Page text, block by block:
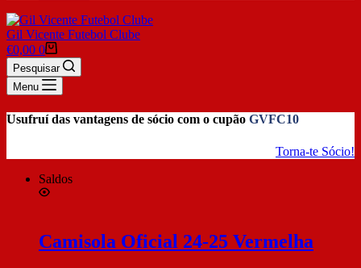
Gil Vicente Futebol Clube
€0,00 0
Pesquisar
Menu
Usufruí das vantagens de sócio com o cupão GVFC10
Torna-te Sócio!
Saldos
Camisola Oficial 24-25 Vermelha